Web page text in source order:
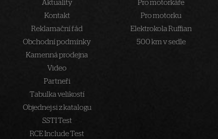
Aktuality
Kontakt
Reklamační řád
Obchodní podmínky
Kamenná prodejna
Video
Partneři
Tabulka velikostí
Objednej si z katalogu
SSTI Test
RCE Include Test
Pro motorkáře
Pro motorku
Elektrokola Ruffian
500 km v sedle